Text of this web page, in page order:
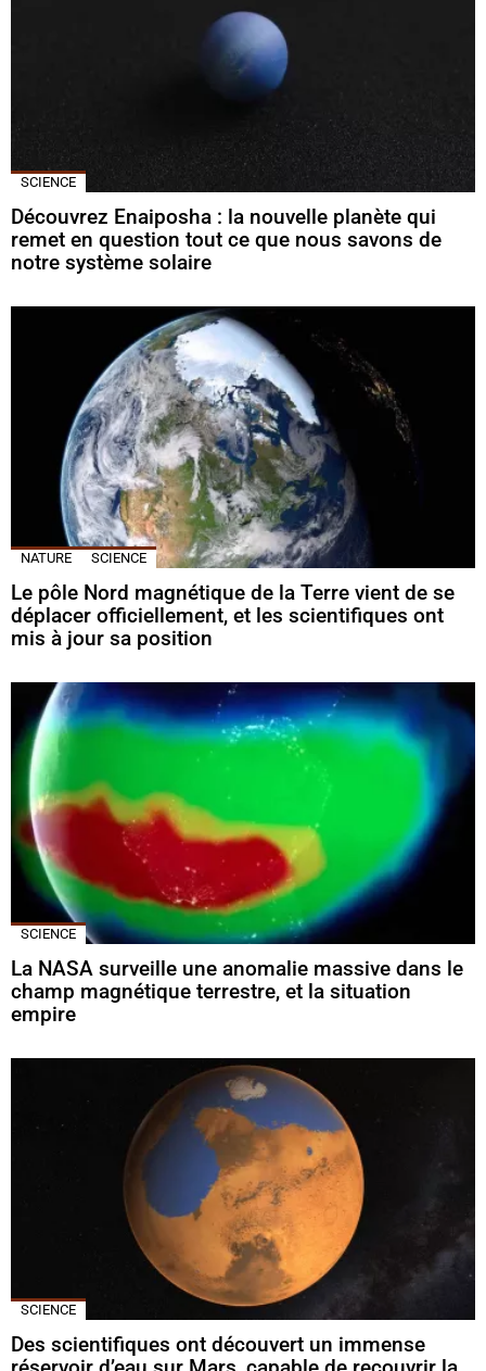
SCIENCE
Découvrez Enaiposha : la nouvelle planète qui
remet en question tout ce que nous savons de
notre système solaire
NATURE SCIENCE
Le pôle Nord magnétique de la Terre vient de se
déplacer officiellement, et les scientifiques ont
mis à jour sa position
SCIENCE
La NASA surveille une anomalie massive dans le
champ magnétique terrestre, et la situation
empire
SCIENCE
Des scientifiques ont découvert un immense